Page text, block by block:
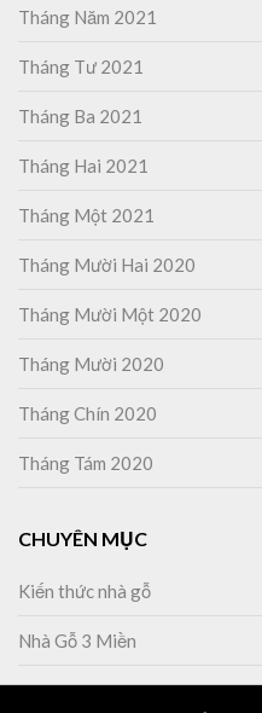
Tháng Năm 2021
Tháng Tư 2021
Tháng Ba 2021
Tháng Hai 2021
Tháng Một 2021
Tháng Mười Hai 2020
Tháng Mười Một 2020
Tháng Mười 2020
Tháng Chín 2020
Tháng Tám 2020
CHUYÊN MỤC
Kiến thức nhà gỗ
Nhà Gỗ 3 Miền